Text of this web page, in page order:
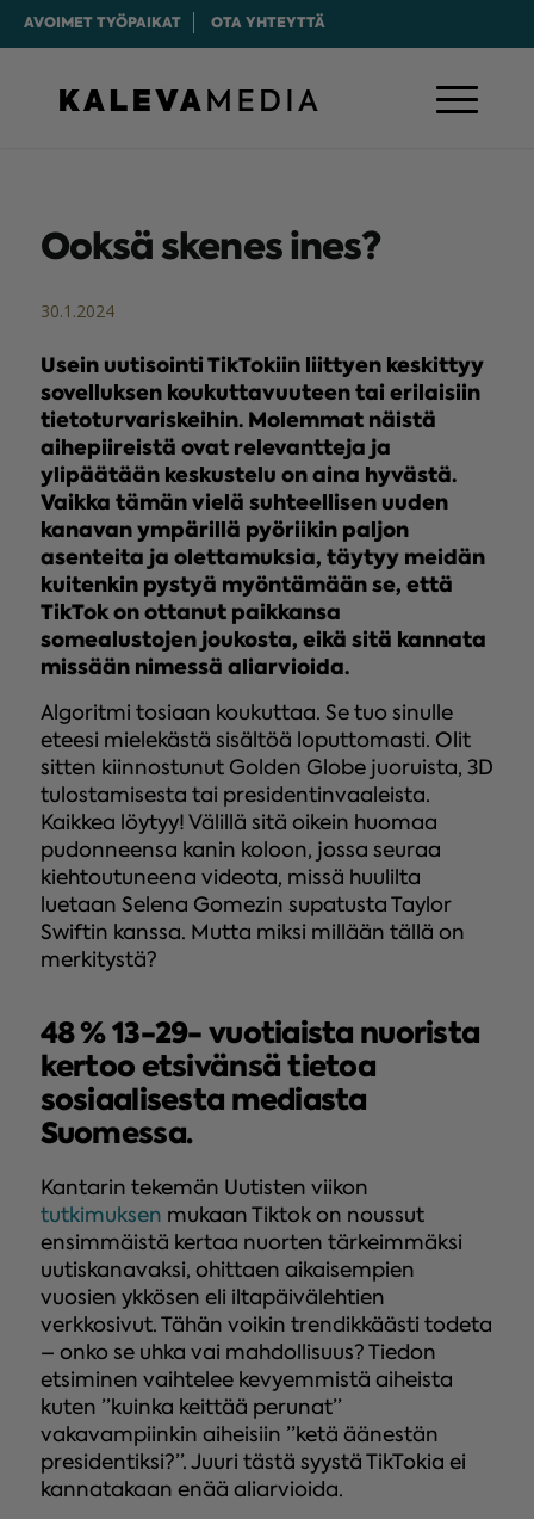
AVOIMET TYÖPAIKAT OTA YHTEYTTÄ
Ooksä skenes ines?
30.1.2024
Usein uutisointi TikTokiin liittyen keskittyy
sovelluksen koukuttavuuteen tai erilaisiin
tietoturvariskeihin. Molemmat näistä
aihepiireistä ovat relevantteja ja
ylipäätään keskustelu on aina hyvästä.
Vaikka tämän vielä suhteellisen uuden
kanavan ympärillä pyöriikin paljon
asenteita ja olettamuksia, täytyy meidän
kuitenkin pystyä myöntämään se, että
TikTok on ottanut paikkansa
somealustojen joukosta, eikä sitä kannata
missään nimessä aliarvioida.
Algoritmi tosiaan koukuttaa. Se tuo sinulle
eteesi mielekästä sisältöä loputtomasti. Olit
sitten kiinnostunut Golden Globe juoruista, 3D
tulostamisesta tai presidentinvaaleista.
Kaikkea löytyy! Välillä sitä oikein huomaa
pudonneensa kanin koloon, jossa seuraa
kiehtoutuneena videota, missä huulilta
luetaan Selena Gomezin supatusta Taylor
Swiftin kanssa. Mutta miksi millään tällä on
merkitystä?
48 % 13-29- vuotiaista nuorista
kertoo etsivänsä tietoa
sosiaalisesta mediasta
Suomessa.
Kantarin tekemän Uutisten viikon
tutkimuksen mukaan Tiktok on noussut
ensimmäistä kertaa nuorten tärkeimmäksi
uutiskanavaksi, ohittaen aikaisempien
vuosien ykkösen eli iltapäivälehtien
verkkosivut. Tähän voikin trendikkäästi todeta
– onko se uhka vai mahdollisuus? Tiedon
etsiminen vaihtelee kevyemmistä aiheista
kuten ”kuinka keittää perunat”
vakavampiinkin aiheisiin ”ketä äänestän
presidentiksi?”. Juuri tästä syystä TikTokia ei
kannatakaan enää aliarvioida.